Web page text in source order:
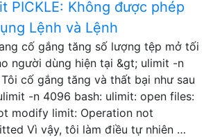
PICKLE: Không được phép
Lệnh và Lệnh
cố gắng tăng số lượng tệp mở tối
người dùng hiện tại &gt; ulimit -n
cố gắng tăng và thất bại như sau
-n 4096 bash: ulimit: open files:
modify limit: Operation not
Vì vậy, tôi làm điều tự nhiên …